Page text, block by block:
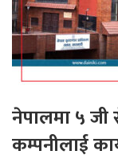
नेपालमा ५ जी
कम्पनीलाई